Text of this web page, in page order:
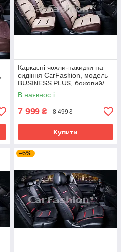
Каркасні чохли-накидки на
сидіння CarFashion, модель
BUSINESS PLUS, бежевий/
коричневий
В наявності
7 999 ₴ 8 499 ₴
Купити
–6%